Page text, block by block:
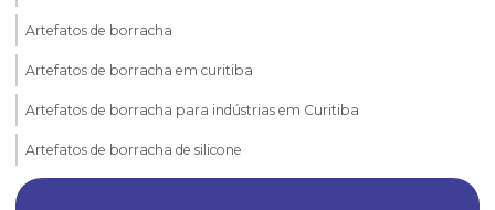
Artefatos de borracha
Artefatos de borracha em curitiba
Artefatos de borracha para indústrias em Curitiba
Artefatos de borracha de silicone
Borrachas automotivas